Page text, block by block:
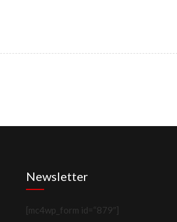
Newsletter
[mc4wp_form id=“879″]